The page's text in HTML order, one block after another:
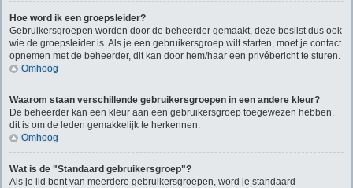
Hoe word ik een groepsleider?
Gebruikersgroepen worden door de beheerder gemaakt, deze beslist dus ook
wie de groepsleider is. Als je een gebruikersgroep wilt starten, moet je contact
opnemen met de beheerder, dit kan door hem/haar een privébericht te sturen.
Omhoog
Waarom staan verschillende gebruikersgroepen in een andere kleur?
De beheerder kan een kleur aan een gebruikersgroep toegewezen hebben,
dit is om de leden gemakkelijk te herkennen.
Omhoog
Wat is de "Standaard gebruikersgroep"?
Als je lid bent van meerdere gebruikersgroepen, word je standaard